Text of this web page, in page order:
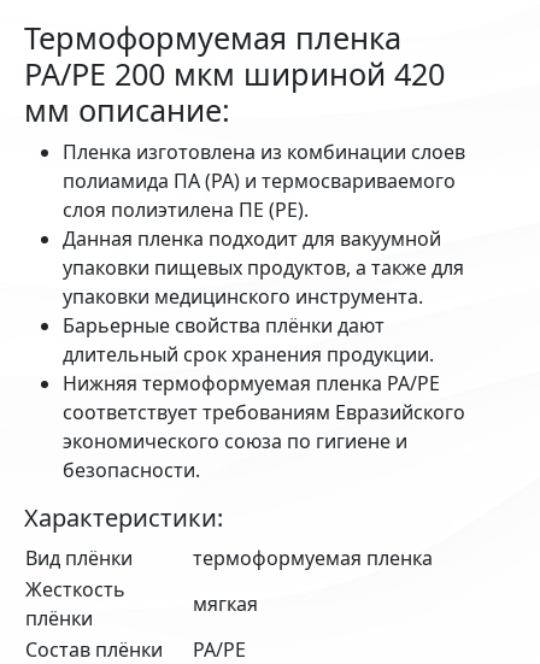
Термоформуемая пленка
PA/PE 200 мкм шириной 420
мм описание:
Пленка изготовлена из комбинации слоев
полиамида ПА (PA) и термосвариваемого
слоя полиэтилена ПЕ (РЕ).
Данная пленка подходит для вакуумной
упаковки пищевых продуктов, а также для
упаковки медицинского инструмента.
Барьерные свойства плёнки дают
длительный срок хранения продукции.
Нижняя термоформуемая пленка PA/PE
соответствует требованиям Евразийского
экономического союза по гигиене и
безопасности.
Характеристики:
Вид плёнки
термоформуемая пленка
Жесткость
плёнки
мягкая
Состав плёнки
PA/PE